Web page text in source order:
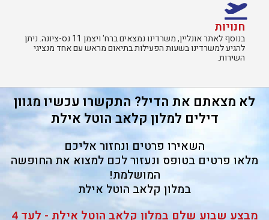
חנויות
בנוסף לאתר אונליין, משרדינו נמצאים ברח' ויצמן 11 נס-ציונה. ניתן
להגיע למשרדינו בשעות הפעילות בתיאום מראש עם אחד מנציגי
השירות.​
לא מצאתם את הדיל? התקשרו עכשיו מגוון
דילים למלון קלאב הוטל אילת
השאירו פרטים ונחזור אליכם
מלאו פרטים בטופס ונעזור לכם למצוא את החופשה
המושלמת!
במלון קלאב הוטל אילת
מבצע שבוע שלם במלון קלאב הוטל אילת - לעד 4